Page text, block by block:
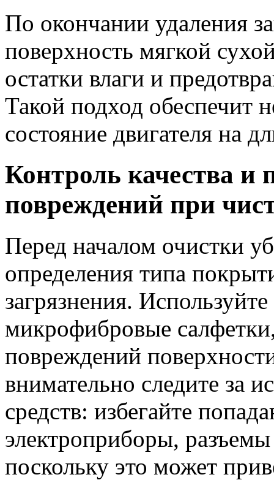
По окончании удаления
поверхность мягкой
остатки влаги и
Такой подход обеспечит
состояние двигателя на
Контроль качества и
повреждений при
Перед началом очистки
определения типа
загрязнения.
микрофибровые
повреждений
внимательно следите за
средств: избегайте
электроприборы,
поскольку это может